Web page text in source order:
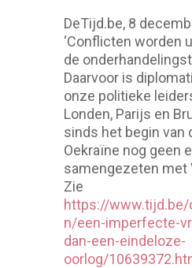
DeTijd.be, 8
‘Conflicten worden
de
Daarvoor is
onze politieke
Londen, Parijs en
sinds het begin van
Oekraïne nog geen
samengezeten met
Zie
https://
n/een-imperfecte-
dan-een-eindeloze-
oorlog/